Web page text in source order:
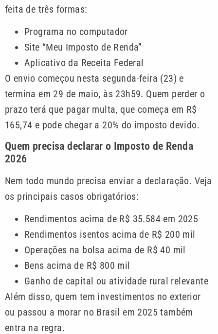
feita de três formas:
Programa no computador
Site “Meu Imposto de Renda”
Aplicativo da Receita Federal
O envio começou nesta segunda-feira (23) e
termina em 29 de maio, às 23h59. Quem perder o
prazo terá que pagar multa, que começa em R$
165,74 e pode chegar a 20% do imposto devido.
Quem precisa declarar o Imposto de Renda
2026
Nem todo mundo precisa enviar a declaração. Veja
os principais casos obrigatórios:
Rendimentos acima de R$ 35.584 em 2025
Rendimentos isentos acima de R$ 200 mil
Operações na bolsa acima de R$ 40 mil
Bens acima de R$ 800 mil
Ganho de capital ou atividade rural relevante
Além disso, quem tem investimentos no exterior
ou passou a morar no Brasil em 2025 também
entra na regra.